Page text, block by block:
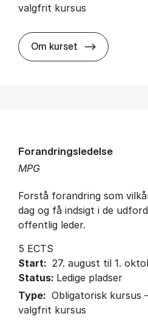
valgfrit kursus
Om kurset about
MPG
Forandringsledelse
Forstå forandring som
dag og få indsigt i de
offentlig leder.
5 ECTS
Start: 27. august til 1.
Status: Ledige pladser
Type: Obligatorisk kursus
valgfrit kursus